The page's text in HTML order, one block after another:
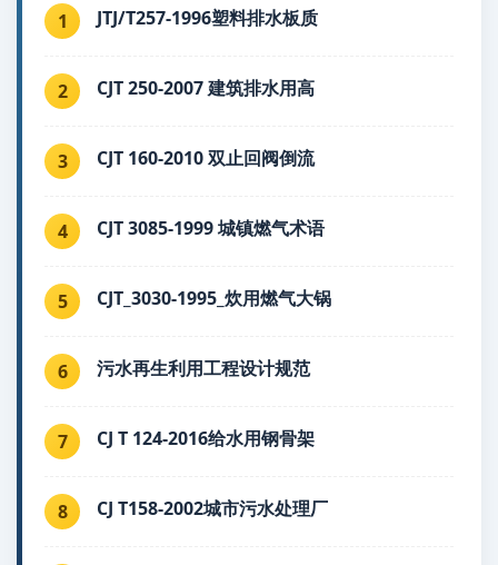
1 JTJ/T257-1996塑料排水板质
2 CJT 250-2007 建筑排水用高
3 CJT 160-2010 双止回阀倒流
4 CJT 3085-1999 城镇燃气术语
5 CJT_3030-1995_炊用燃气大锅
6 污水再生利用工程设计规范
7 CJ T 124-2016给水用钢骨架
8 CJ T158-2002城市污水处理厂